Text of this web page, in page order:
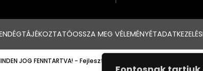
OSSZA MEG VÉLEMÉNYÉT
JOG FENNTARTVA! - Fejlesztette: